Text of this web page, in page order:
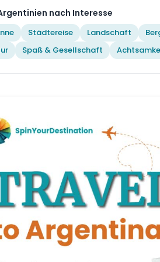
nach Interesse
Städtereise Landschaft
Spaß & Gesellschaft